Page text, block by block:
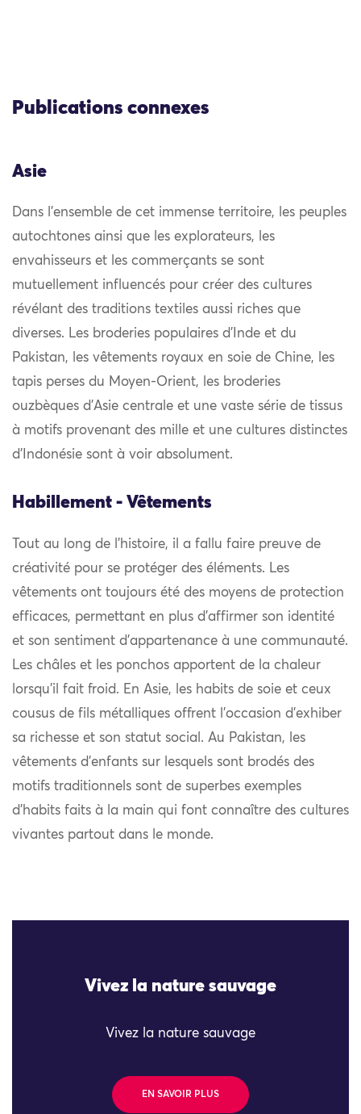
Publications connexes
Asie
Dans l’ensemble de cet immense territoire, les peuples
autochtones ainsi que les explorateurs, les
envahisseurs et les commerçants se sont
mutuellement influencés pour créer des cultures
révélant des traditions textiles aussi riches que
diverses. Les broderies populaires d’Inde et du
Pakistan, les vêtements royaux en soie de Chine, les
tapis perses du Moyen-Orient, les broderies
ouzbèques d’Asie centrale et une vaste série de tissus
à motifs provenant des mille et une cultures distinctes
d’Indonésie sont à voir absolument.
Habillement - Vêtements
Tout au long de l’histoire, il a fallu faire preuve de
créativité pour se protéger des éléments. Les
vêtements ont toujours été des moyens de protection
efficaces, permettant en plus d’affirmer son identité
et son sentiment d’appartenance à une communauté.
Les châles et les ponchos apportent de la chaleur
lorsqu’il fait froid. En Asie, les habits de soie et ceux
cousus de fils métalliques offrent l’occasion d’exhiber
sa richesse et son statut social. Au Pakistan, les
vêtements d’enfants sur lesquels sont brodés des
motifs traditionnels sont de superbes exemples
d’habits faits à la main qui font connaître des cultures
vivantes partout dans le monde.
Vivez la nature sauvage
Vivez la nature sauvage
EN SAVOIR PLUS